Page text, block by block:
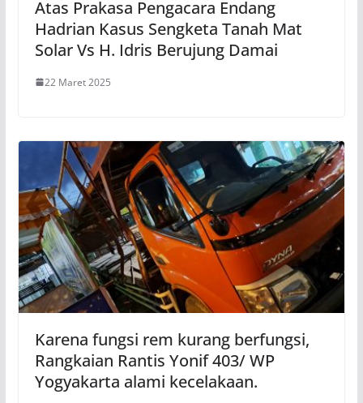
Atas Prakasa Pengacara Endang
Hadrian Kasus Sengketa Tanah Mat
Solar Vs H. Idris Berujung Damai
22 Maret 2025
Karena fungsi rem kurang berfungsi,
Rangkaian Rantis Yonif 403/ WP
Yogyakarta alami kecelakaan.